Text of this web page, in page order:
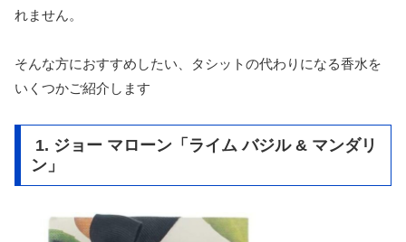
れません。
そんな方におすすめしたい、タシットの代わりになる香水を
いくつかご紹介します
1. ジョー マローン「ライム バジル & マンダリ
ン」